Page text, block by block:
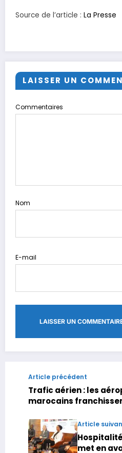
Source de l’article : La Presse
LAISSER UN
Commentaires
Nom
E-mail
Article précédent
Trafic aérien : les
marocains
passagers en 2025
Article
Hospitalité
met en